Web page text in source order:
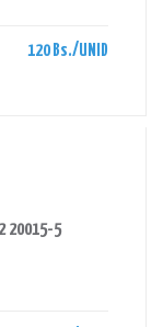
120 Bs./UNID
20015-5